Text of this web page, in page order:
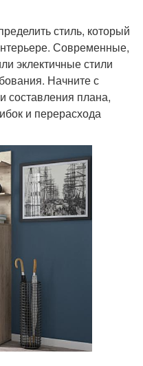
стиль, который
Современные,
эклектичные стили
Начните с
составления плана,
и перерасхода